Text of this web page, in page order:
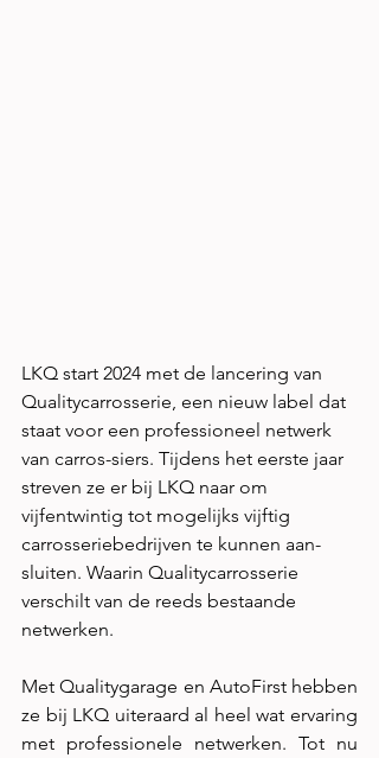
LKQ start 2024 met de lancering van
Qualitycarrosserie, een nieuw label dat
staat voor een professioneel netwerk
van carros-siers. Tijdens het eerste jaar
streven ze er bij LKQ naar om
vijfentwintig tot mogelijks vijftig
carrosseriebedrijven te kunnen aan-
sluiten. Waarin Qualitycarrosserie
verschilt van de reeds bestaande
netwerken.
Met Qualitygarage en AutoFirst hebben
ze bij LKQ uiteraard al heel wat ervaring
met professionele netwerken. Tot nu